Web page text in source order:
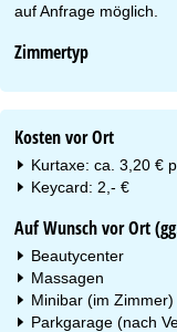
auf Anfrage möglich.
Zimmertyp
Kosten vor Ort
Kurtaxe: ca. 3,20 €
Keycard: 2,- €
Auf Wunsch vor Ort
Beautycenter
Massagen
Minibar (im Zimmer)
Parkgarage (nach